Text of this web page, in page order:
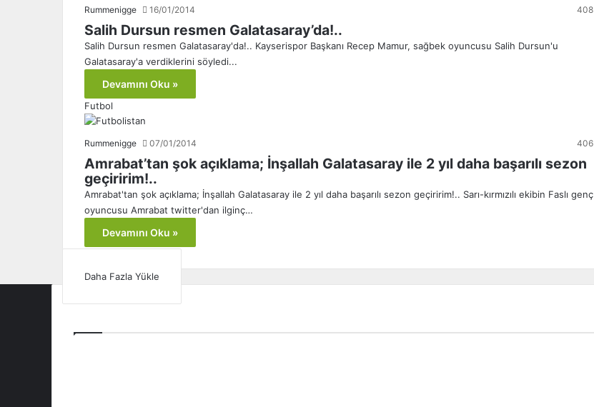
Rummenigge 16/01/2014 408
Salih Dursun resmen Galatasaray’da!..
Salih Dursun resmen Galatasaray'da!.. Kayserispor Başkanı Recep Mamur, sağbek oyuncusu Salih Dursun'u
Galatasaray'a verdiklerini söyledi...
Devamını Oku »
Futbol
Rummenigge 07/01/2014 406
Amrabat’tan şok açıklama; İnşallah Galatasaray ile 2 yıl daha başarılı sezon
geçiririm!..
Amrabat'tan şok açıklama; İnşallah Galatasaray ile 2 yıl daha başarılı sezon geçiririm!.. Sarı-kırmızılı ekibin Faslı genç
oyuncusu Amrabat twitter'dan ilginç…
Devamını Oku »
Daha Fazla Yükle